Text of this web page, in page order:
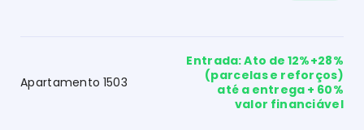
Apartamento 1503
Entrada: Ato de 12%+28%
(parcelas e reforços)
até a entrega + 60%
valor financiável